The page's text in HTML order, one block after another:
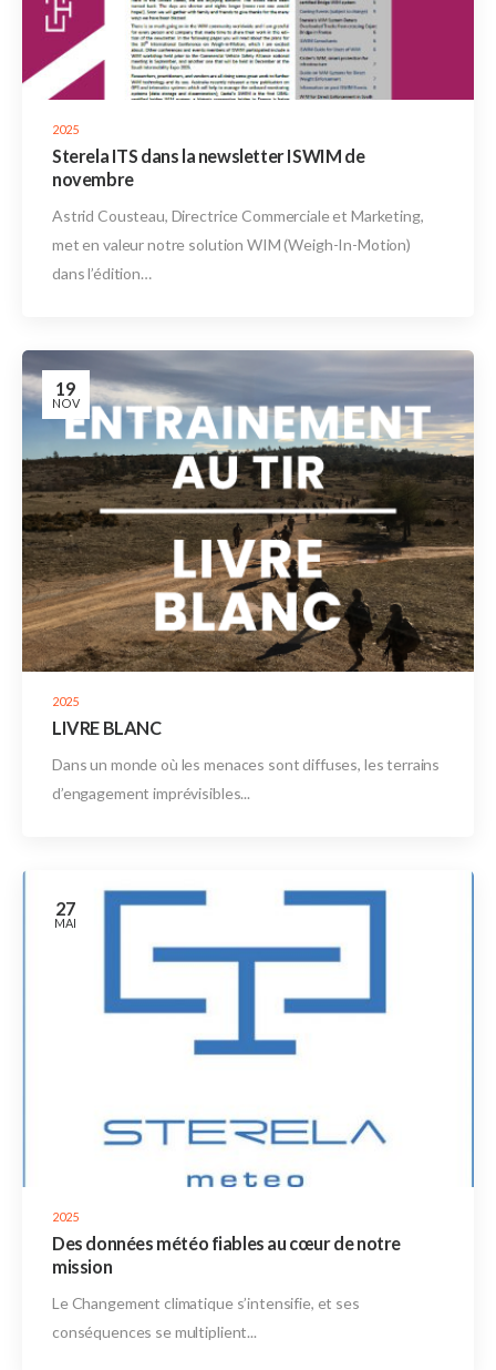
2025
Sterela ITS dans la newsletter ISWIM de
novembre
Astrid Cousteau, Directrice Commerciale et Marketing,
met en valeur notre solution WIM (Weigh-In-Motion)
dans l’édition…
19
NOV
2025
LIVRE BLANC
Dans un monde où les menaces sont diffuses, les terrains
d’engagement imprévisibles...
27
MAI
2025
Des données météo fiables au cœur de notre
mission
Le Changement climatique s’intensifie, et ses
conséquences se multiplient...